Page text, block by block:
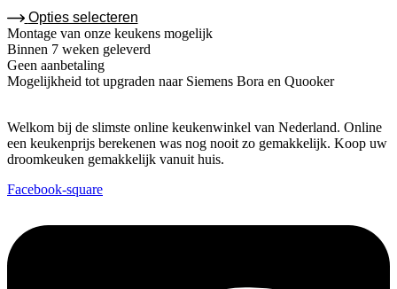
Opties selecteren
Montage van onze keukens mogelijk
Binnen 7 weken geleverd
Geen aanbetaling
Mogelijkheid tot upgraden naar Siemens Bora en Quooker
Welkom bij de slimste online keukenwinkel van Nederland. Online
een keukenprijs berekenen was nog nooit zo gemakkelijk. Koop uw
droomkeuken gemakkelijk vanuit huis.
Facebook-square